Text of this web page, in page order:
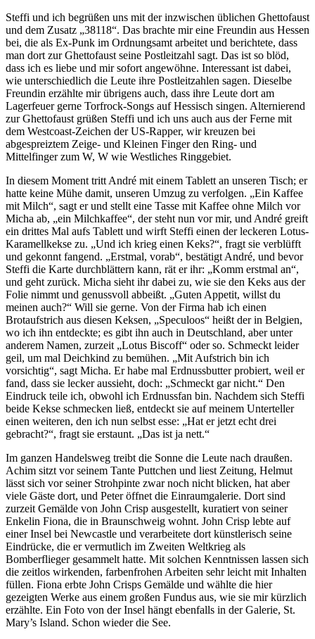
Steffi und ich begrüßen uns mit der inzwischen üblichen Ghettofaust
und dem Zusatz „38118“. Das brachte mir eine Freundin aus Hessen
bei, die als Ex-Punk im Ordnungsamt arbeitet und berichtete, dass
man dort zur Ghettofaust seine Postleitzahl sagt. Das ist so blöd,
dass ich es liebe und mir sofort angewöhne. Interessant ist dabei,
wie unterschiedlich die Leute ihre Postleitzahlen sagen. Dieselbe
Freundin erzählte mir übrigens auch, dass ihre Leute dort am
Lagerfeuer gerne Torfrock-Songs auf Hessisch singen. Alternierend
zur Ghettofaust grüßen Steffi und ich uns auch aus der Ferne mit
dem Westcoast-Zeichen der US-Rapper, wir kreuzen bei
abgespreiztem Zeige- und Kleinen Finger den Ring- und
Mittelfinger zum W, W wie Westliches Ringgebiet.
In diesem Moment tritt André mit einem Tablett an unseren Tisch; er
hatte keine Mühe damit, unseren Umzug zu verfolgen. „Ein Kaffee
mit Milch“, sagt er und stellt eine Tasse mit Kaffee ohne Milch vor
Micha ab, „ein Milchkaffee“, der steht nun vor mir, und André greift
ein drittes Mal aufs Tablett und wirft Steffi einen der leckeren Lotus-
Karamellkekse zu. „Und ich krieg einen Keks?“, fragt sie verblüfft
und gekonnt fangend. „Erstmal, vorab“, bestätigt André, und bevor
Steffi die Karte durchblättern kann, rät er ihr: „Komm erstmal an“,
und geht zurück. Micha sieht ihr dabei zu, wie sie den Keks aus der
Folie nimmt und genussvoll abbeißt. „Guten Appetit, willst du
meinen auch?“ Will sie gerne. Von der Firma hab ich einen
Brotaufstrich aus diesen Keksen, „Speculoos“ heißt der in Belgien,
wo ich ihn entdeckte; es gibt ihn auch in Deutschland, aber unter
anderem Namen, zurzeit „Lotus Biscoff“ oder so. Schmeckt leider
geil, um mal Deichkind zu bemühen. „Mit Aufstrich bin ich
vorsichtig“, sagt Micha. Er habe mal Erdnussbutter probiert, weil er
fand, dass sie lecker aussieht, doch: „Schmeckt gar nicht.“ Den
Eindruck teile ich, obwohl ich Erdnussfan bin. Nachdem sich Steffi
beide Kekse schmecken ließ, entdeckt sie auf meinem Unterteller
einen weiteren, den ich nun selbst esse: „Hat er jetzt echt drei
gebracht?“, fragt sie erstaunt. „Das ist ja nett.“
Im ganzen Handelsweg treibt die Sonne die Leute nach draußen.
Achim sitzt vor seinem Tante Puttchen und liest Zeitung, Helmut
lässt sich vor seiner Strohpinte zwar noch nicht blicken, hat aber
viele Gäste dort, und Peter öffnet die Einraumgalerie. Dort sind
zurzeit Gemälde von John Crisp ausgestellt, kuratiert von seiner
Enkelin Fiona, die in Braunschweig wohnt. John Crisp lebte auf
einer Insel bei Newcastle und verarbeitete dort künstlerisch seine
Eindrücke, die er vermutlich im Zweiten Weltkrieg als
Bomberflieger gesammelt hatte. Mit solchen Kenntnissen lassen sich
die zeitlos wirkenden, farbenfrohen Arbeiten sehr leicht mit Inhalten
füllen. Fiona erbte John Crisps Gemälde und wählte die hier
gezeigten Werke aus einem großen Fundus aus, wie sie mir kürzlich
erzählte. Ein Foto von der Insel hängt ebenfalls in der Galerie, St.
Mary’s Island. Schon wieder die See.